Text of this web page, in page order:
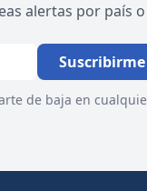
alertas por país
Suscribirme
de baja en